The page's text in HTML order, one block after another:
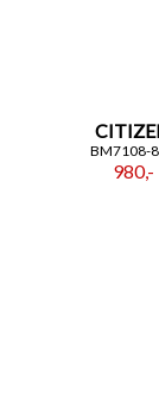
BM7108-
980,-